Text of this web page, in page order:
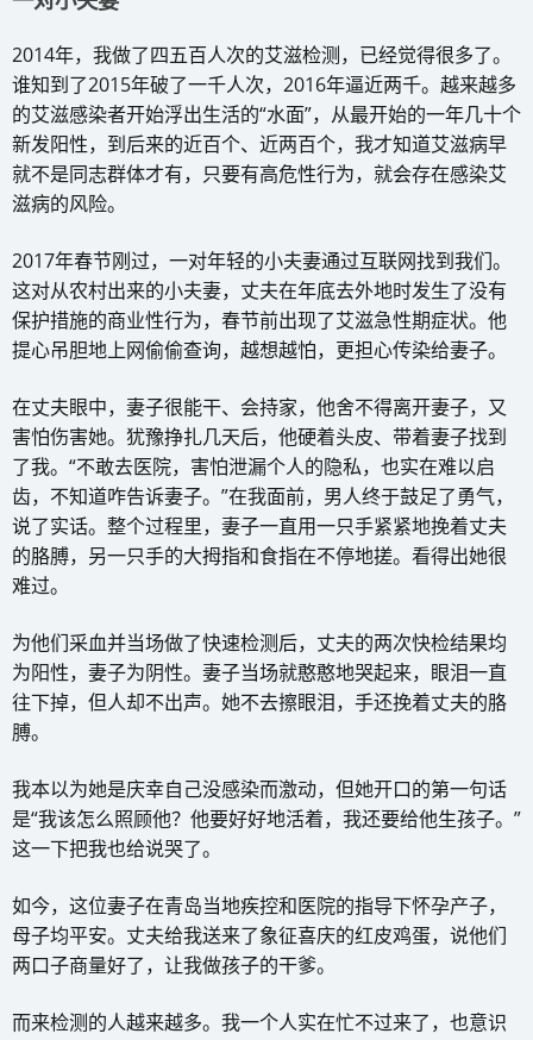
2014年，我做了四五百人次的艾滋检测，已经觉得很多了。
谁知到了2015年破了一千人次，2016年逼近两千。越来越多
的艾滋感染者开始浮出生活的“水面”，从最开始的一年几十个
新发阳性，到后来的近百个、近两百个，我才知道艾滋病早
就不是同志群体才有，只要有高危性行为，就会存在感染艾
滋病的风险。
2017年春节刚过，一对年轻的小夫妻通过互联网找到我们。
这对从农村出来的小夫妻，丈夫在年底去外地时发生了没有
保护措施的商业性行为，春节前出现了艾滋急性期症状。他
提心吊胆地上网偷偷查询，越想越怕，更担心传染给妻子。
在丈夫眼中，妻子很能干、会持家，他舍不得离开妻子，又
害怕伤害她。犹豫挣扎几天后，他硬着头皮、带着妻子找到
了我。“不敢去医院，害怕泄漏个人的隐私，也实在难以启
齿，不知道咋告诉妻子。”在我面前，男人终于鼓足了勇气，
说了实话。整个过程里，妻子一直用一只手紧紧地挽着丈夫
的胳膊，另一只手的大拇指和食指在不停地搓。看得出她很
难过。
为他们采血并当场做了快速检测后，丈夫的两次快检结果均
为阳性，妻子为阴性。妻子当场就憨憨地哭起来，眼泪一直
往下掉，但人却不出声。她不去擦眼泪，手还挽着丈夫的胳
膊。
我本以为她是庆幸自己没感染而激动，但她开口的第一句话
是“我该怎么照顾他？他要好好地活着，我还要给他生孩子。”
这一下把我也给说哭了。
如今，这位妻子在青岛当地疾控和医院的指导下怀孕产子，
母子均平安。丈夫给我送来了象征喜庆的红皮鸡蛋，说他们
两口子商量好了，让我做孩子的干爹。
而来检测的人越来越多。我一个人实在忙不过来了，也意识